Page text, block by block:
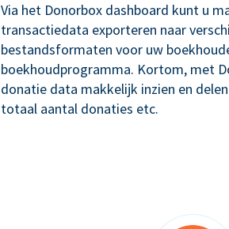
Via het Donorbox dashboard kunt u
transactiedata exporteren naar
bestandsformaten voor uw
boekhoudprogramma. Kortom, met
donatie data makkelijk inzien en
totaal aantal donaties etc.